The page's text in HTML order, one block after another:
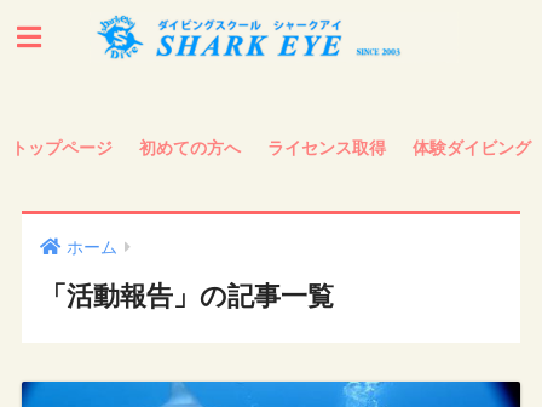
トップページ 初めての方へ ライセンス取得 体験ダイビング
ホーム
「活動報告」の記事一覧